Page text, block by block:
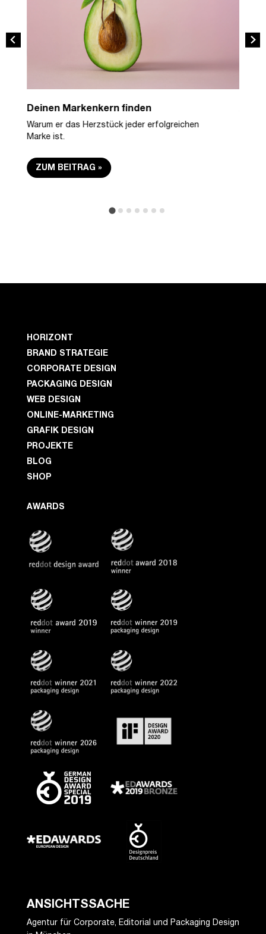
Deinen Markenkern finden
Warum er das Herzstück jeder erfolgreichen
Marke ist.
ZUM BEITRAG
HORIZONT
BRAND STRATEGIE
CORPORATE DESIGN
PACKAGING DESIGN
WEB DESIGN
ONLINE-MARKETING
GRAFIK DESIGN
PROJEKTE
BLOG
SHOP
AWARDS
ANSICHTSSACHE
Agentur für Corporate, Editorial und Packaging Design